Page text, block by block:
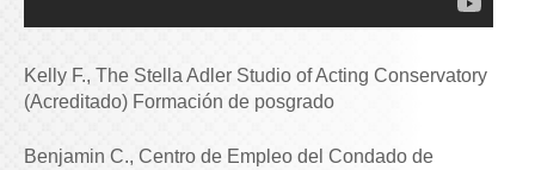
Kelly F., The Stella Adler Studio of Acting Conservatory
(Acreditado) Formación de posgrado
Benjamin C., Centro de Empleo del Condado de